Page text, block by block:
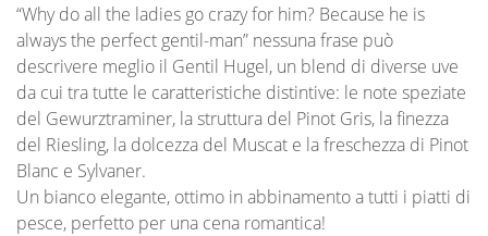
“Why do all the ladies go crazy for him? Because he is
always the perfect gentil-man” nessuna frase può
descrivere meglio il Gentil Hugel, un blend di diverse uve
da cui tra tutte le caratteristiche distintive: le note speziate
del Gewurztraminer, la struttura del Pinot Gris, la finezza
del Riesling, la dolcezza del Muscat e la freschezza di Pinot
Blanc e Sylvaner.
Un bianco elegante, ottimo in abbinamento a tutti i piatti di
pesce, perfetto per una cena romantica!